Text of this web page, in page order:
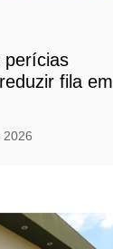
perícias
fila em
2026